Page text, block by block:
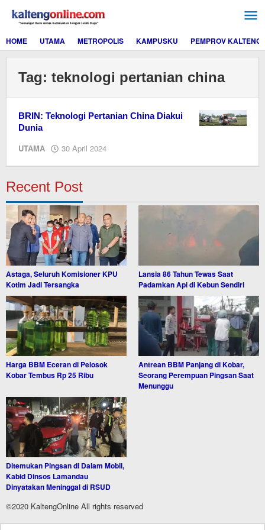
konten
HOME
UTAMA METROPOLIS KAMPUSKU PEMPROV KALTENG
Tag: teknologi pertanian china
BRIN: Teknologi Pertanian China Diakui
Dunia
UTAMA 30 April 2024
Recent Post
Astaga, Seluruh Komisioner KPU
Kotim Jadi Tersangka
Lansia 86 Tahun Tewas Saat
Padamkan Api di Kebun Sendiri
Harga BBM Eceran di Pelosok
Kobar Tembus Rp 25 Ribu
Antrean BBM Panjang di Kobar,
Seorang Perempuan Pingsan Saat
Menunggu
Ditemukan Pingsan di Dalam Mobil,
Kabid Dinsos Lamandau
Dinyatakan Meninggal di RSUD
©2020 KaltengOnline All rights reserved